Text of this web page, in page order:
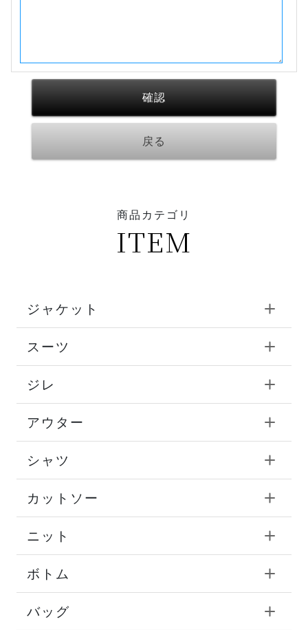
商品カテゴリ
ITEM
ジャケット
スーツ
ジレ
アウター
シャツ
カットソー
ニット
ボトム
バッグ